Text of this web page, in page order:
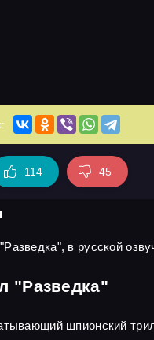
114 45
в русской
"Разведка"
шпионский